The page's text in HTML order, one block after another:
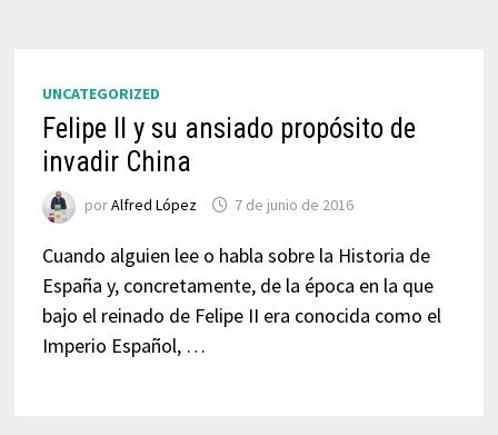
UNCATEGORIZED
Felipe II y su ansiado propósito de
invadir China
porAlfred López 7 de junio de 2016
Cuando alguien lee o habla sobre la Historia de
España y, concretamente, de la época en la que
bajo el reinado de Felipe II era conocida como el
Imperio Español, …